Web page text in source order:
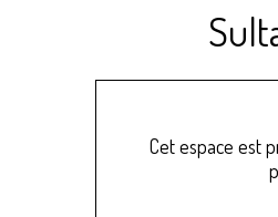
Cet espace est